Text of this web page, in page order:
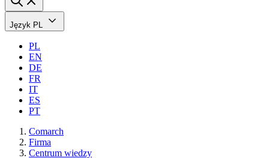
Język PL
PL
EN
DE
FR
IT
ES
PT
Comarch
Firma
Centrum wiedzy